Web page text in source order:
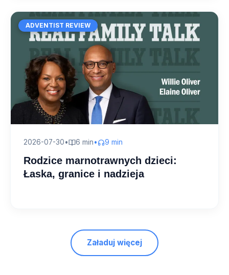
ADVENTIST REVIEW
2026-07-30• 6 min• 9 min
Rodzice marnotrawnych dzieci:
Łaska, granice i nadzieja
Załaduj więcej